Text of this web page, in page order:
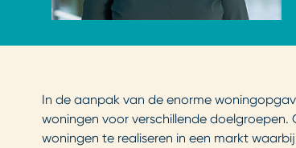
In de aanpak van de enorme
woningen voor verschillende
woningen te realiseren in een markt